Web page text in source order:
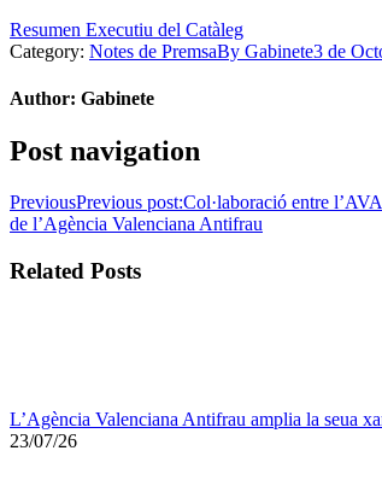
Resumen Executiu del Catàleg
Category: Notes de PremsaBy Gabinete3 de
Author: Gabinete
Post navigation
PreviousPrevious post:Col·laboració entre
de l’Agència Valenciana Antifrau
Related Posts
L’Agència Valenciana Antifrau amplia la seua
23/07/26